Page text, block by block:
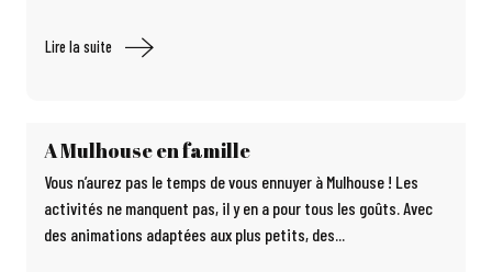
Lire la suite
A Mulhouse en famille
Vous n’aurez pas le temps de vous ennuyer à Mulhouse ! Les
activités ne manquent pas, il y en a pour tous les goûts. Avec
des animations adaptées aux plus petits, des...